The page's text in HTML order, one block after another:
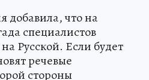
добавила, что на
специалистов
Русской. Если будет
речевые
стороны